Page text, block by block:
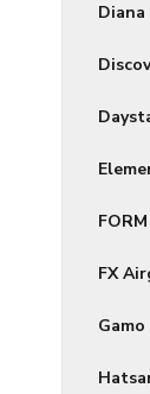
Diana
FX
Gamo